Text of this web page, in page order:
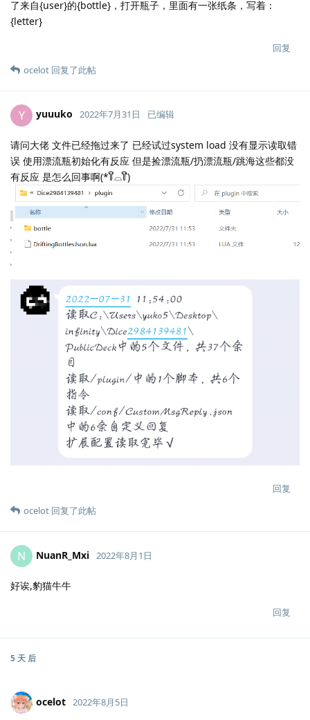
了来自{user}的{bottle}，打开瓶子，里面有一张纸条，写着：
{letter}
回复
ocelot 回复了此帖
Y yuuuko 2022年7月31日 已编辑
请问大佬 文件已经拖过来了 已经试过system load 没有显示读取错
误 使用漂流瓶初始化有反应 但是捡漂流瓶/扔漂流瓶/跳海这些都没
有反应 是怎么回事啊(*꒦ິ⌓꒦ີ)
回复
ocelot 回复了此帖
N NuanR_Mxi 2022年8月1日
好诶,豹猫牛牛
回复
5 天 后
ocelot 2022年8月5日